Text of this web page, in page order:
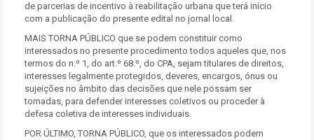
de parcerias de incentivo à reabilitação urbana que terá início
com a publicação do presente edital no jornal local.
MAIS TORNA PÚBLICO que se podem constituir como
interessados no presente procedimento todos aqueles que, nos
termos do n.º 1, do art.º 68.º, do CPA, sejam titulares de direitos,
interesses legalmente protegidos, deveres, encargos, ónus ou
sujeições no âmbito das decisões que nele possam ser
tomadas, para defender interesses coletivos ou proceder à
defesa coletiva de interesses individuais.
POR ÚLTIMO, TORNA PÚBLICO, que os interessados podem